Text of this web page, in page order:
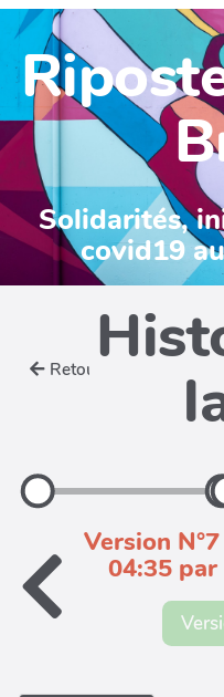
Solidarités,
covid19
Retour
Version
04:35